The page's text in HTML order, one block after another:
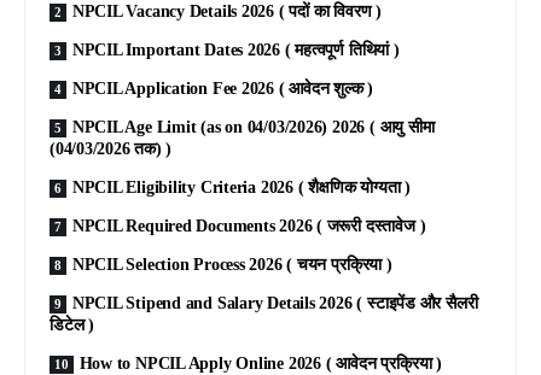
NPCIL Vacancy Details 2026 ( पदों का विवरण )
NPCIL Important Dates 2026 ( महत्वपूर्ण तिथियां )
NPCIL Application Fee 2026 ( आवेदन शुल्क )
NPCIL Age Limit (as on 04/03/2026) 2026 ( आयु सीमा
(04/03/2026 तक) )
NPCIL Eligibility Criteria 2026 ( शैक्षणिक योग्यता )
NPCIL Required Documents 2026 ( जरूरी दस्तावेज )
NPCIL Selection Process 2026 ( चयन प्रक्रिया )
NPCIL Stipend and Salary Details 2026 ( स्टाइपेंड और सैलरी
डिटेल )
How to NPCIL Apply Online 2026 ( आवेदन प्रक्रिया )